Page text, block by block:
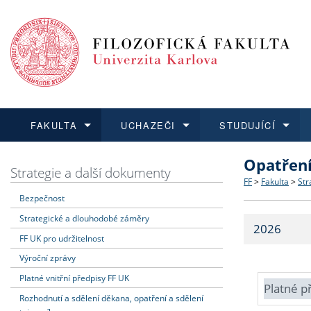
FAKULTA
Dozvědět se více
Struktura
Strategie
Fakultní
UCHAZEČI
Podat přihlášku
Co
Učitelské
STUDUJÍCÍ
Dozvědět se více
Dozvědět se více
O vědě a
Dozvědět se více
Aktuální
Strategie a další dokumenty
Bezpečnost
Strategické a dlouhodobé záměry
FF UK pro udržitelnost
Výroční zprávy
Platné vnitřní předpisy FF UK
Rozhodnutí a sdělení děkana, opatření a sdělení
FF > Fakulta >
2026
Platné